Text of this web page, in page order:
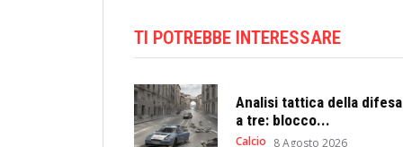
TI POTREBBE INTERESSARE
Analisi tattica della difesa
a tre: blocco...
Calcio 8 Agosto 2026